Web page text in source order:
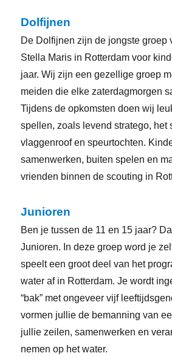
Dolfijnen
De Dolfijnen zijn de jongste groep
Stella Maris in Rotterdam voor
jaar. Wij zijn een gezellige groep
meiden die elke zaterdagmorgen
Tijdens de opkomsten doen wij
spellen, zoals levend stratego, het
vlaggenroof en speurtochten.
samenwerken, buiten spelen en
vrienden binnen de scouting in
Junioren
Ben je tussen de 11 en 15 jaar?
Junioren. In deze groep word je
speelt een groot deel van het
water af in Rotterdam. Je wordt
“bak” met ongeveer vijf
vormen jullie de bemanning van
jullie zeilen, samenwerken en
nemen op het water.